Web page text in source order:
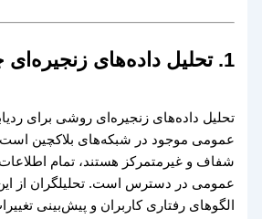
1. تحلیل داده‌های زنجیره‌ای چیست؟
تحلیل داده‌های زنجیره‌ای روشی برای
عمومی موجود در شبکه‌های بلاکچین است.
شفاف و غیرمتمرکز هستند، تمام
عمومی در دسترس است. تحلیلگران از این
الگوهای رفتاری کاربران و پیش‌بینی